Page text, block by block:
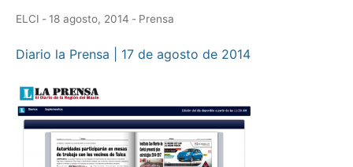
ELCI - 18 agosto, 2014 - Prensa
Diario la Prensa | 17 de agosto de 2014